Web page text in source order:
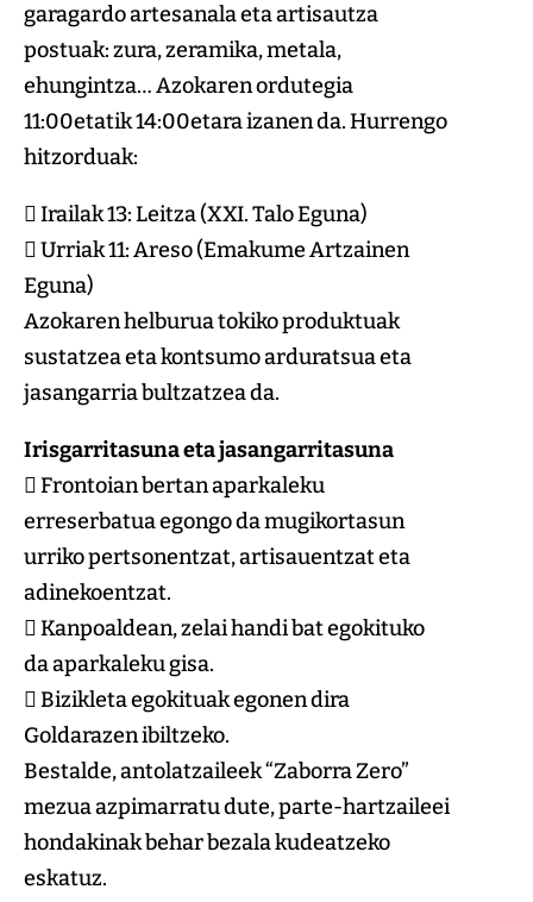
garagardo artesanala eta artisautza
postuak: zura, zeramika, metala,
ehungintza… Azokaren ordutegia
11:00etatik 14:00etara izanen da. Hurrengo
hitzorduak:
 Irailak 13: Leitza (XXI. Talo Eguna)
 Urriak 11: Areso (Emakume Artzainen
Eguna)
Azokaren helburua tokiko produktuak
sustatzea eta kontsumo arduratsua eta
jasangarria bultzatzea da.
Irisgarritasuna eta jasangarritasuna
 Frontoian bertan aparkaleku
erreserbatua egongo da mugikortasun
urriko pertsonentzat, artisauentzat eta
adinekoentzat.
 Kanpoaldean, zelai handi bat egokituko
da aparkaleku gisa.
 Bizikleta egokituak egonen dira
Goldarazen ibiltzeko.
Bestalde, antolatzaileek “Zaborra Zero”
mezua azpimarratu dute, parte-hartzaileei
hondakinak behar bezala kudeatzeko
eskatuz.